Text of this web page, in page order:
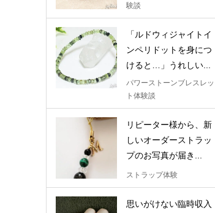
験談
「ルドウィジャイトイ
ンペリドットを身につ
けると…」うれしい...
パワーストーンブレスレッ
ト体験談
リピーター様から、新
しいオーダーストラッ
プのお写真が届き...
ストラップ体験
思いがけない臨時収入